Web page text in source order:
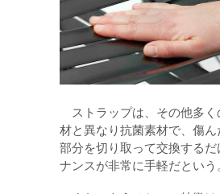
ストラップは、その他多く
材と異なり抗菌素材で、傷
部分を切り取って交換する
ナンスが非常に手軽だという